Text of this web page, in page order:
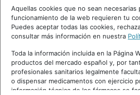
Aquellas cookies que no sean necesarias
funcionamiento de la web requieren tu
Puedes aceptar todas las cookies,
consultar más información en nuestra
Toda la información incluida en la Página
productos del mercado español y, por
profesionales sanitarios legalmente
o dispensar medicamentos con ejercicio
información técnica de los fármacos se